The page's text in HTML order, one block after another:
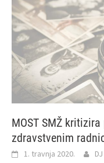
MOST SMŽ
zdravstvenim
1. travnja 2020. DJ